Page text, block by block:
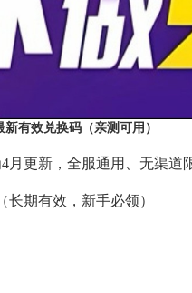
有效兑换码（亲测可用）
月更新，全服通用、无渠道
长期有效，新手必领）